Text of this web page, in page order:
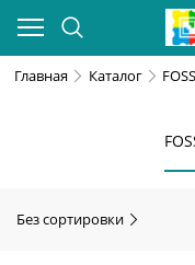
Главная Каталог
Без сортировки